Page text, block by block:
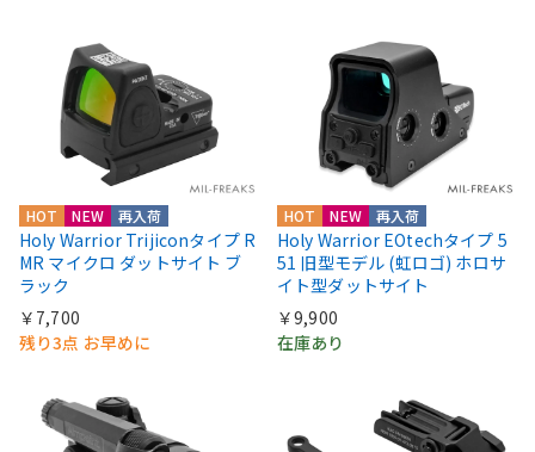
HOT NEW 再入荷
Holy Warrior Trijiconタイプ R
MR マイクロ ダットサイト ブ
ラック
￥7,700
残り3点 お早めに
HOT NEW 再入荷
Holy Warrior EOtechタイプ 5
51 旧型モデル (虹ロゴ) ホロサ
イト型ダットサイト
￥9,900
在庫あり